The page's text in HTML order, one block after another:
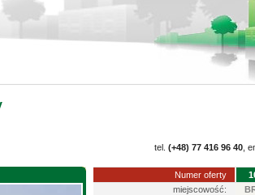
tel. (+48) 77 416 96 40,
Numer oferty
miejscowość: